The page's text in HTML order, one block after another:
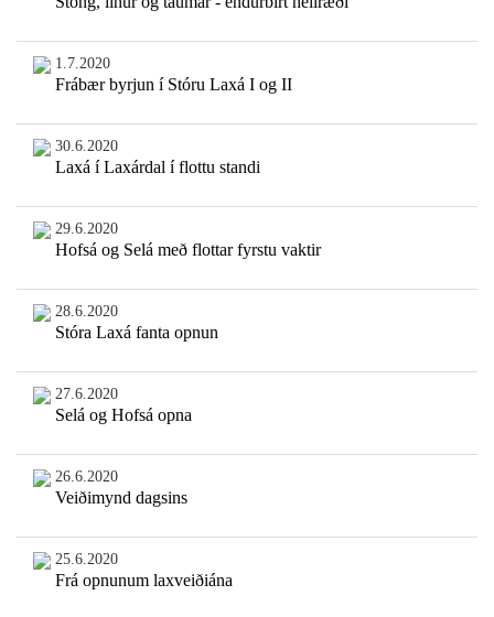
1.7.2020
Frábær byrjun í Stóru Laxá I og II
30.6.2020
Laxá í Laxárdal í flottu standi
29.6.2020
Hofsá og Selá með flottar fyrstu vaktir
28.6.2020
Stóra Laxá fanta opnun
27.6.2020
Selá og Hofsá opna
26.6.2020
Veiðimynd dagsins
25.6.2020
Frá opnunum laxveiðiána